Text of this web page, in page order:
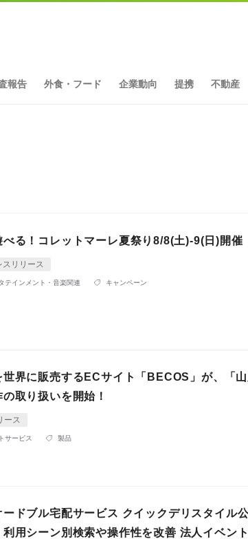
報告 外食・フード 企業動向 提携 不動産
る！コレットマーレ夏祭り8/8(土)-9(日)開催
スリリース
テインメント・音楽関連 キャンペーン
世界に販売するECサイト「BECOS」が、「
取り扱いを開始！
ース
サービス 製品
ドブル宅配サービス クイックデリスタイル
利用シーン別検索や操作性を改善 法人イベン